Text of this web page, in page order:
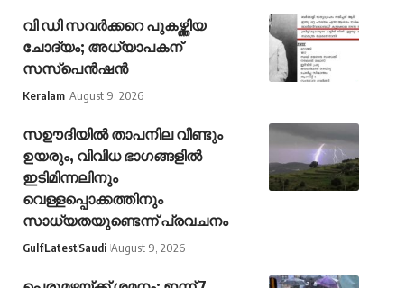
വി ഡി സവര്‍ക്കറെ പുകഴ്ത്തിയ
ചോദ്യം; അധ്യാപകന്
സസ്പെന്‍ഷന്‍
Keralam August 9, 2026
സഊദിയിൽ താപനില വീണ്ടും
ഉയരും, വിവിധ ഭാഗങ്ങളിൽ
ഇടിമിന്നലിനും
വെള്ളപ്പൊക്കത്തിനും
സാധ്യതയുണ്ടെന്ന് പ്രവചനം
GulfLatestSaudi August 9, 2026